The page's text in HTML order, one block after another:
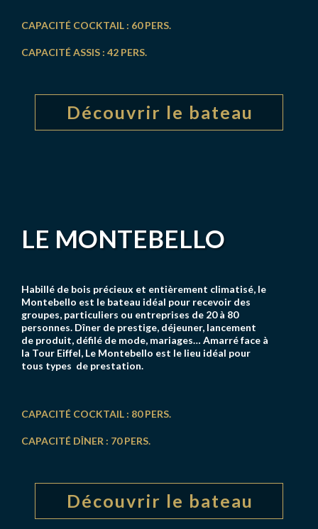
CAPACITÉ COCKTAIL : 60 PERS.
CAPACITÉ ASSIS : 42 PERS.
Découvrir le bateau
LE MONTEBELLO
Habillé de bois précieux et entièrement climatisé, le
Montebello est le bateau idéal pour recevoir des
groupes, particuliers ou entreprises de 20 à 80
personnes. Dîner de prestige, déjeuner, lancement
de produit, défilé de mode, mariages… Amarré face à
la Tour Eiffel, Le Montebello est le lieu idéal pour
tous types de prestation.
CAPACITÉ COCKTAIL : 80 PERS.
CAPACITÉ DÎNER : 70 PERS.
Découvrir le bateau